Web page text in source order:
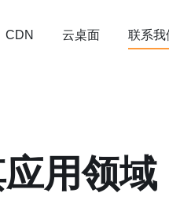
CDN 云桌面 联系我
用领域